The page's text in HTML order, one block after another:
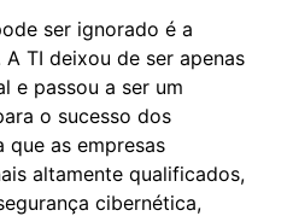
ser ignorado é a
TI deixou de ser apenas
e passou a ser um
o sucesso dos
que as empresas
altamente qualificados,
cibernética,